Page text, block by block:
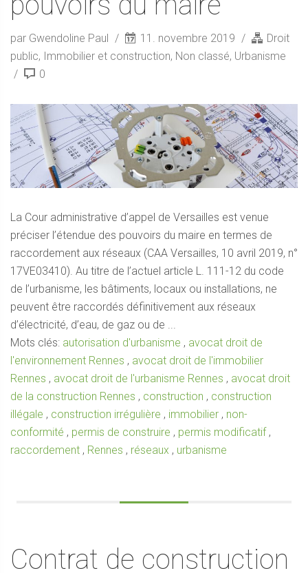
par Gwendoline Paul 11. novembre 2019
Droit
public, Immobilier et construction, Non classé, Urbanisme
0
La Cour administrative d’appel de Versailles est venue
préciser l’étendue des pouvoirs du maire en termes de
raccordement aux réseaux (CAA Versailles, 10 avril 2019, n°
17VE03410). Au titre de l’actuel article L. 111-12 du code
de l’urbanisme, les bâtiments, locaux ou installations, ne
peuvent être raccordés définitivement aux réseaux
d’électricité, d’eau, de gaz ou de ...
Mots clés: autorisation d'urbanisme , avocat droit de
l'environnement Rennes , avocat droit de l'immobilier
Rennes , avocat droit de l'urbanisme Rennes , avocat droit
de la construction Rennes , construction , construction
illégale , construction irrégulière , immobilier , non-
conformité , permis de construire , permis modificatif ,
raccordement , Rennes , réseaux , urbanisme
Contrat de construction